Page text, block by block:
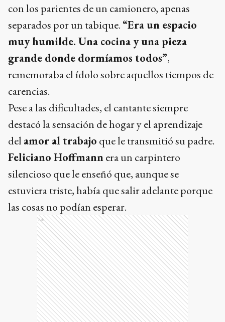
con los parientes de un camionero, apenas
separados por un tabique. “Era un espacio
muy humilde. Una cocina y una pieza
grande donde dormíamos todos”,
rememoraba el ídolo sobre aquellos tiempos de
carencias.
Pese a las dificultades, el cantante siempre
destacó la sensación de hogar y el aprendizaje
del amor al trabajo que le transmitió su padre.
Feliciano Hoffmannera un carpintero
silencioso que le enseñó que, aunque se
estuviera triste, había que salir adelante porque
las cosas no podían esperar.
Ads